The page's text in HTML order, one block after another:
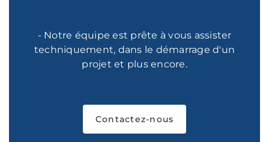
- Notre équipe est prête à vous assister
techniquement, dans le démarrage d'un
projet et plus encore.
Contactez-nous